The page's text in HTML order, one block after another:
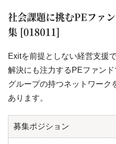
社会課題に挑むPEファ
集 [018011]
Exitを前提としない経営支援
解決にも注力するPEファンド
グループの持つネットワーク
あります。
募集ポジション